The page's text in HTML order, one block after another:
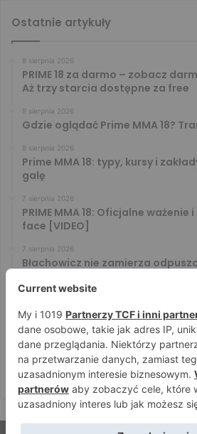
Ostatnie artykuły
8 sierpnia 2026
PRIME 18 za darmo – zobacz
Aż trzy starcia dostępne za free
8 sierpnia 2026
Gdzie oglądać Prime MMA 18?
8 sierpnia 2026
Prime MMA 18: typy, kursy i
galę
7 sierpnia 2026
PRIME MMA 18: Oficjalne
face [VIDEO]
7 sierpnia 2026
Błachowicz nie zamierza
Menedżer Gaethje zdradził plany
zakończył karierę dzisiaj,
7 sierpnia 2026
Vitalii Yakymenko będzie bronił
Marcello Morelli przed kolejną